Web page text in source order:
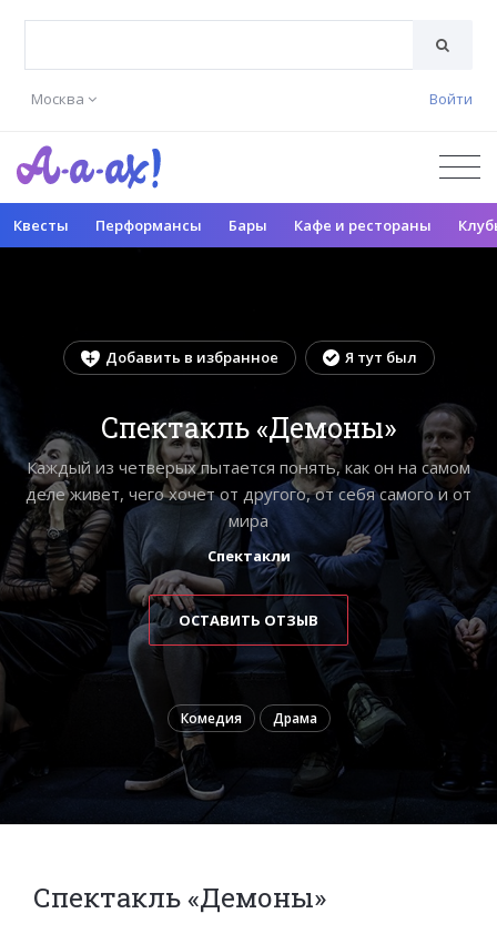
Москва Войти
Квесты Перформансы Бары Кафе и рестораны
Добавить в избранное Я тут был
Спектакль «Демоны»
Каж­дый из чет­ве­рых пы­та­ет­ся по­нять, как он на са­мом
де­ле жи­вет, че­го хо­чет от дру­гого, от се­бя са­мого и от
ми­ра
Спектакли
ОСТАВИТЬ ОТЗЫВ
Комедия Драма
Спектакль «Демоны»